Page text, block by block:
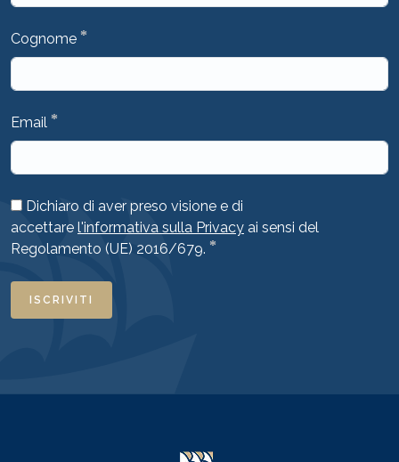
Cognome *
Email *
Dichiaro di aver preso visione e di
accettare l'informativa sulla Privacy ai sensi del
Regolamento (UE) 2016/679. *
ISCRIVITI